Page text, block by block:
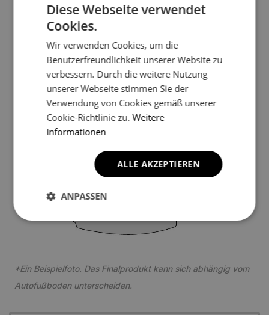
4
*Ein Beispielfoto. Das Finalprodukt kann sich abhängig vom
Autofußboden unterscheiden.
Diese Webseite verwendet
Cookies.
Wir verwenden Cookies, um die
Benutzerfreundlichkeit unserer Website zu
verbessern. Durch die weitere Nutzung
unserer Webseite stimmen Sie der
Verwendung von Cookies gemäß unserer
Cookie-Richtlinie zu.Weitere
Informationen
ALLE AKZEPTIEREN
ANPASSEN